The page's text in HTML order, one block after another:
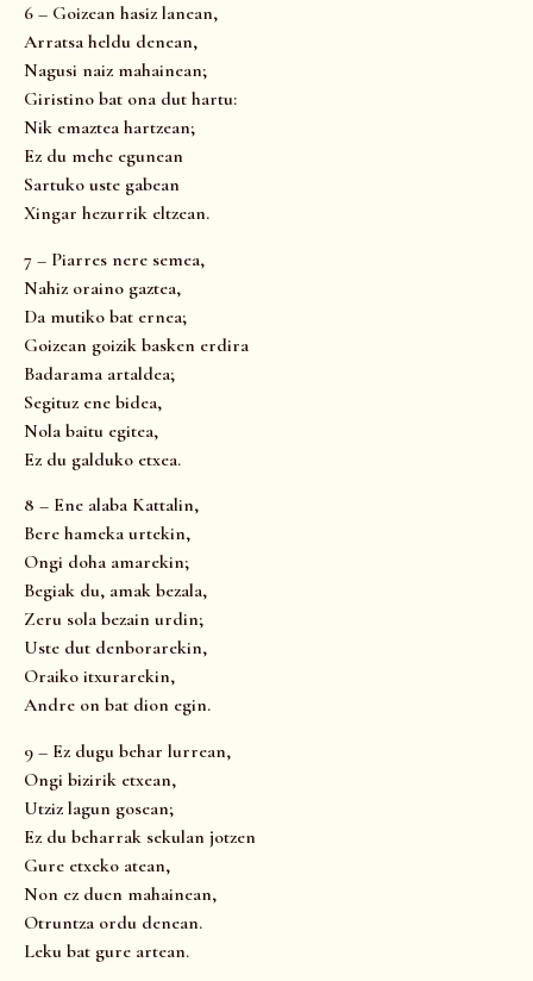
6 – Goizean hasiz lanean,
Arratsa heldu denean,
Nagusi naiz mahainean;
Giristino bat ona dut hartu:
Nik emaztea hartzean;
Ez du mehe egunean
Sartuko uste gabean
Xingar hezurrik eltzean.
7 – Piarres nere semea,
Nahiz oraino gaztea,
Da mutiko bat ernea;
Goizean goizik basken erdira
Badarama artaldea;
Segituz ene bidea,
Nola baitu egitea,
Ez du galduko etxea.
8 – Ene alaba Kattalin,
Bere hameka urtekin,
Ongi doha amarekin;
Begiak du, amak bezala,
Zeru sola bezain urdin;
Uste dut denborarekin,
Oraiko itxurarekin,
Andre on bat dion egin.
9 – Ez dugu behar lurrean,
Ongi bizirik etxean,
Utziz lagun gosean;
Ez du beharrak sekulan jotzen
Gure etxeko atean,
Non ez duen mahainean,
Otruntza ordu denean.
Leku bat gure artean.